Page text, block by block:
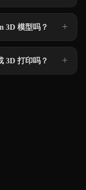
3D 模型吗？
3D 打印吗？